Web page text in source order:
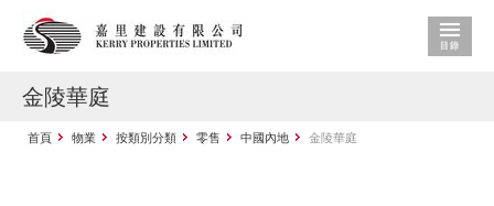
金陵華庭
首頁 物業 按類別分類 零售 中國內地 金陵華庭